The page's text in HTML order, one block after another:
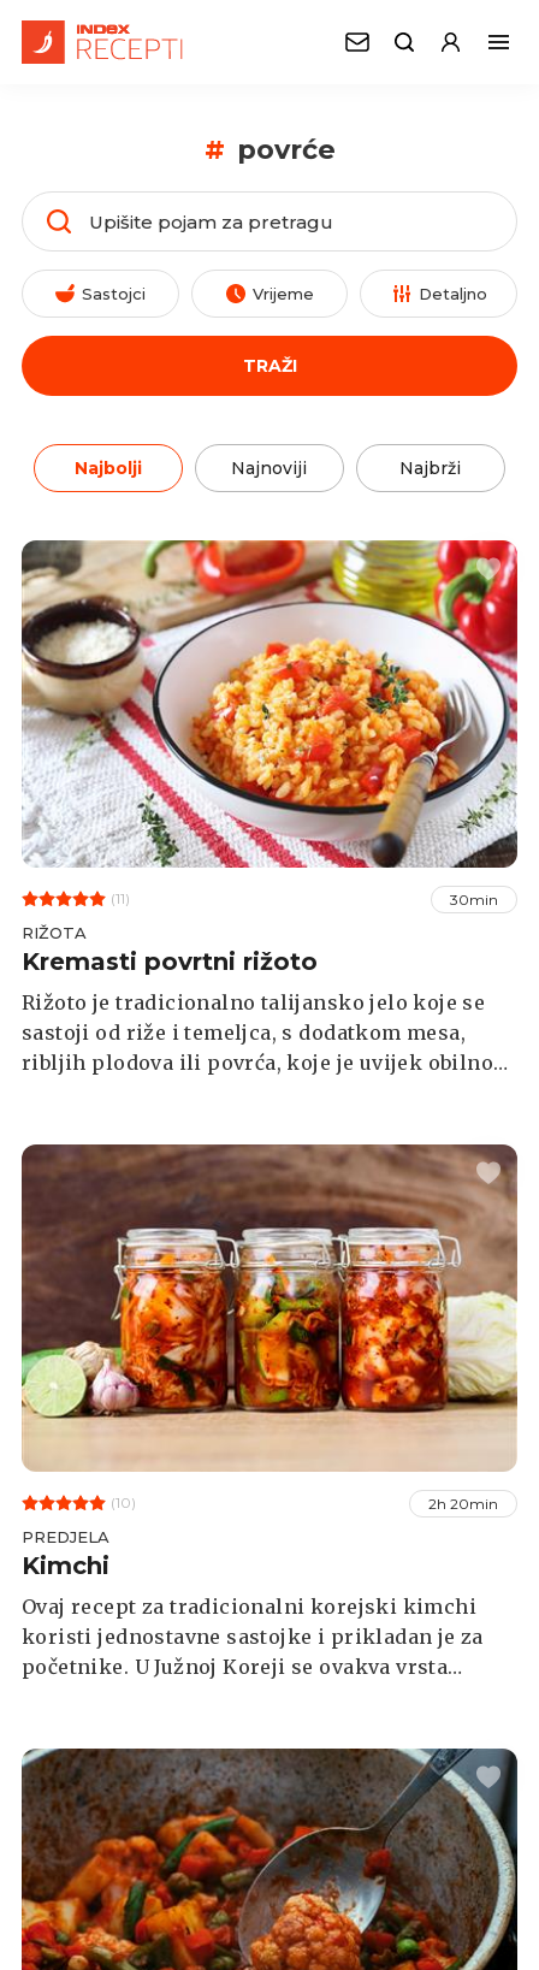
# povrće
Sastojci Vrijeme Detaljno
TRAŽI
Najbolji Najnoviji Najbrži
(11) 30min
RIŽOTA
Kremasti povrtni rižoto
Rižoto je tradicionalno talijansko jelo koje se
sastoji od riže i temeljca, s dodatkom mesa,
ribljih plodova ili povrća, koje je uvijek obilno
(10) 2h 20min
PREDJELA
Kimchi
Ovaj recept za tradicionalni korejski kimchi
koristi jednostavne sastojke i prikladan je za
početnike. U Južnoj Koreji se ovakva vrsta
god" ili "kako god želite".